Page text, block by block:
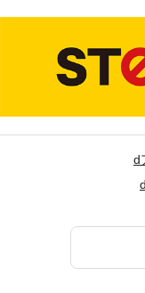
d